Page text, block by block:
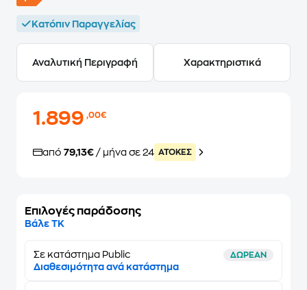
Κατόπιν Παραγγελίας
Αναλυτική Περιγραφή Χαρακτηριστικά
1.899,00€
από 79,13€ / μήνα σε 24 ATOKEΣ
Επιλογές παράδοσης
Βάλε ΤΚ
Σε κατάστημα Public ΔΩΡΕΑΝ
Διαθεσιμότητα ανά κατάστημα